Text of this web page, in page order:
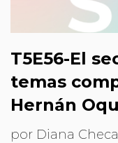
T5E56-El
temas
Hernán
por Diana Checa